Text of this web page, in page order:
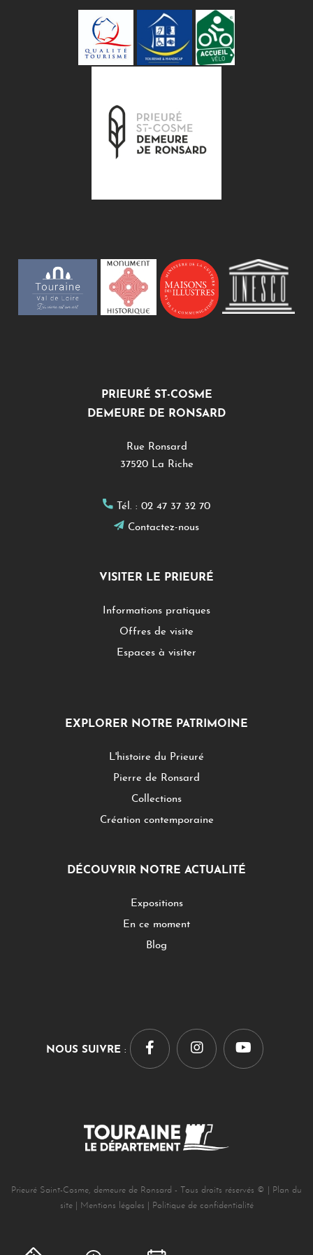
PRIEURÉ ST-COSME
DEMEURE DE RONSARD
Rue Ronsard
37520 La Riche
Tél. : 02 47 37 32 70
Contactez-nous
VISITER LE PRIEURÉ
Informations pratiques
Offres de visite
Espaces à visiter
EXPLORER NOTRE PATRIMOINE
L'histoire du Prieuré
Pierre de Ronsard
Collections
Création contemporaine
DÉCOUVRIR NOTRE ACTUALITÉ
Expositions
En ce moment
Blog
NOUS SUIVRE :
Prieuré Saint-Cosme, demeure de Ronsard - Tous droits réservés © |
Plan du
site| Mentions légales Politique de confidentialité